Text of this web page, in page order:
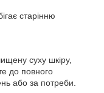
старінню
суху шкіру,
до повного
або за потреби.